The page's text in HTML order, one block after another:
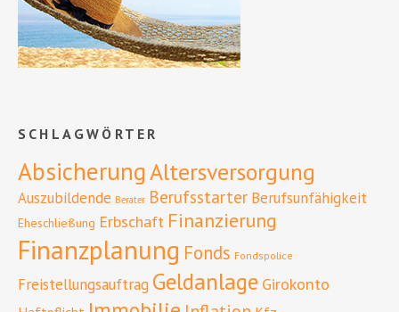
SCHLAGWÖRTER
AbsicherungAltersversorgung
Auszubildende Berater Berufsstarter Berufsunfähigkeit
Eheschließung Erbschaft Finanzierung
Finanzplanung Fonds Fondspolice
Freistellungsauftrag Geldanlage Girokonto